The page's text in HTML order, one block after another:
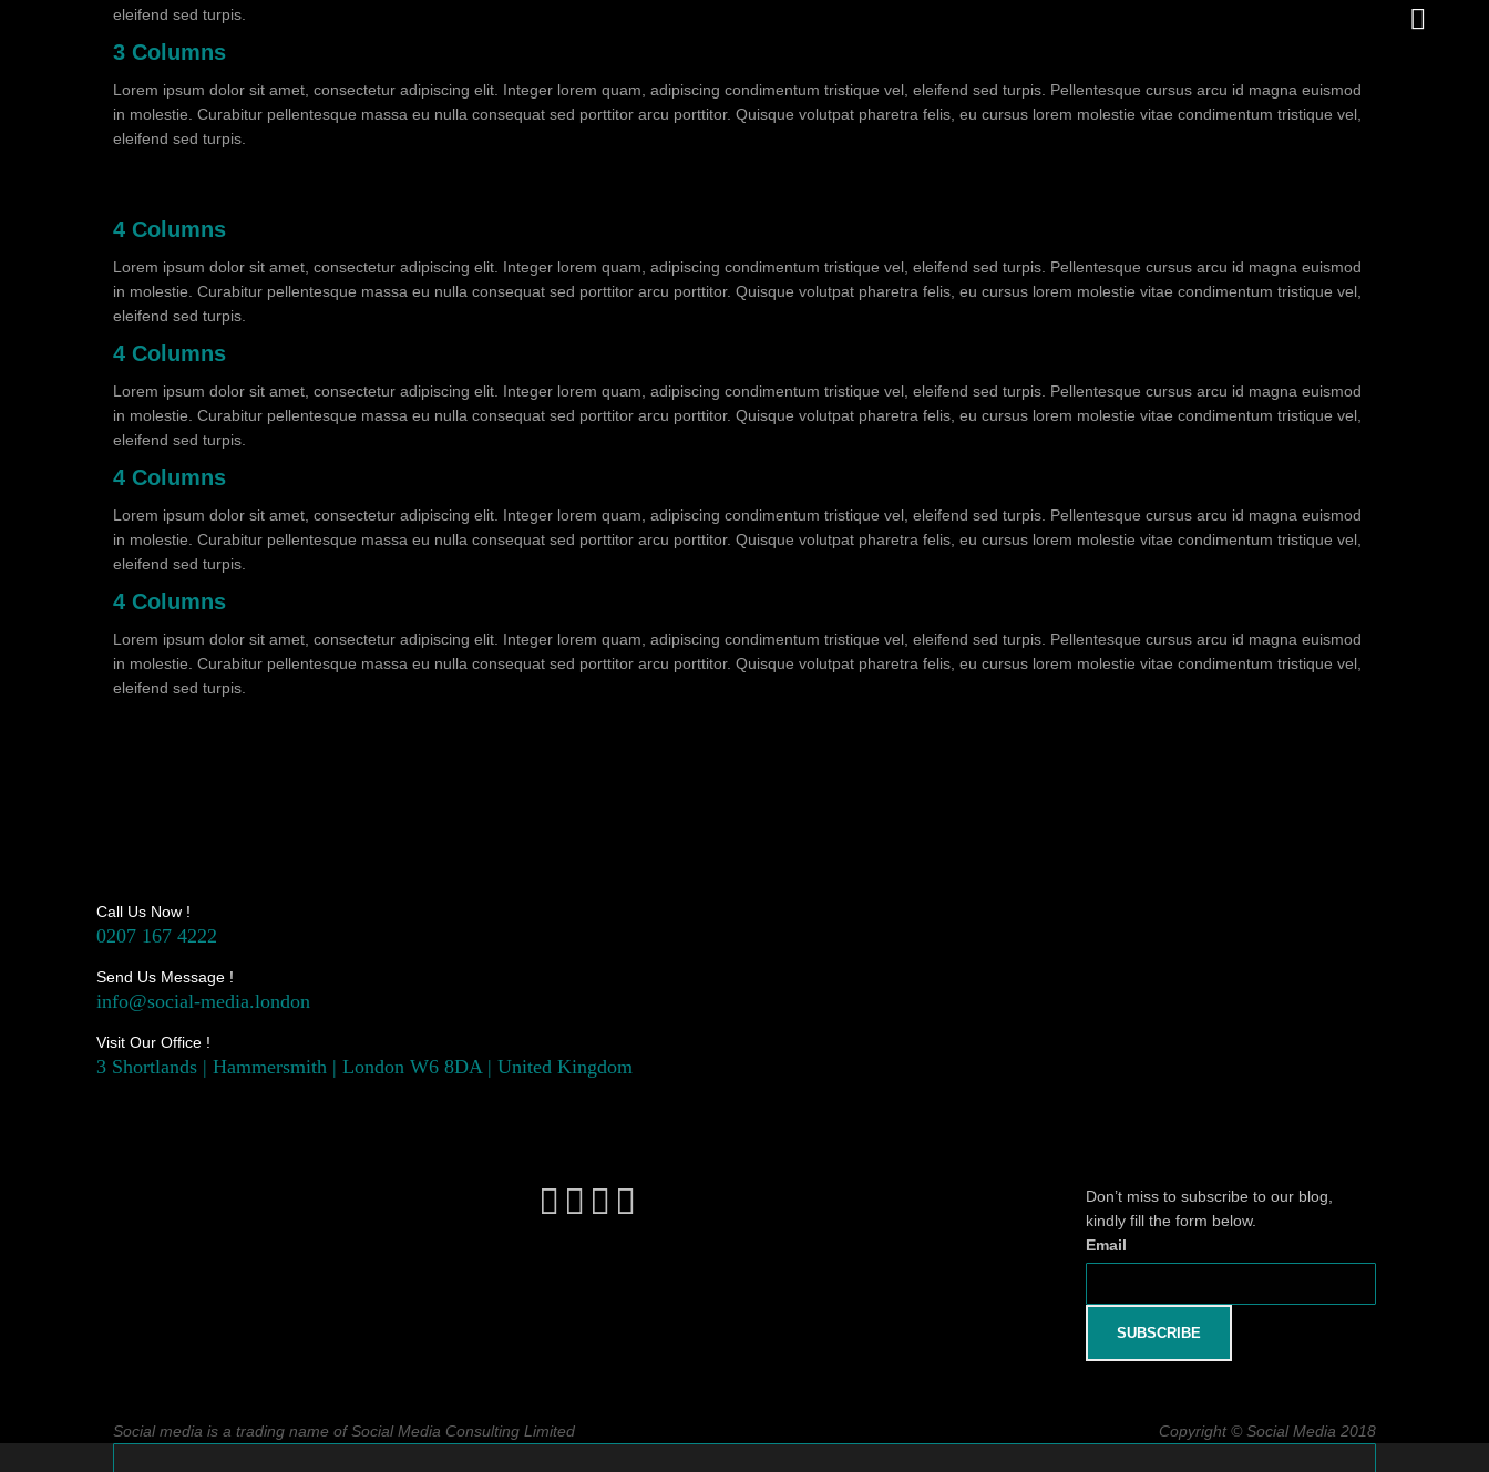
eleifend sed turpis.
3 Columns
Lorem ipsum dolor sit amet, consectetur adipiscing elit. Integer lorem quam, adipiscing condimentum tristique vel, eleifend sed turpis. Pellentesque cursus arcu id magna euismod
in molestie. Curabitur pellentesque massa eu nulla consequat sed porttitor arcu porttitor. Quisque volutpat pharetra felis, eu cursus lorem molestie vitae condimentum tristique vel,
eleifend sed turpis.
4 Columns
Lorem ipsum dolor sit amet, consectetur adipiscing elit. Integer lorem quam, adipiscing condimentum tristique vel, eleifend sed turpis. Pellentesque cursus arcu id magna euismod
in molestie. Curabitur pellentesque massa eu nulla consequat sed porttitor arcu porttitor. Quisque volutpat pharetra felis, eu cursus lorem molestie vitae condimentum tristique vel,
eleifend sed turpis.
4 Columns
Lorem ipsum dolor sit amet, consectetur adipiscing elit. Integer lorem quam, adipiscing condimentum tristique vel, eleifend sed turpis. Pellentesque cursus arcu id magna euismod
in molestie. Curabitur pellentesque massa eu nulla consequat sed porttitor arcu porttitor. Quisque volutpat pharetra felis, eu cursus lorem molestie vitae condimentum tristique vel,
eleifend sed turpis.
4 Columns
Lorem ipsum dolor sit amet, consectetur adipiscing elit. Integer lorem quam, adipiscing condimentum tristique vel, eleifend sed turpis. Pellentesque cursus arcu id magna euismod
in molestie. Curabitur pellentesque massa eu nulla consequat sed porttitor arcu porttitor. Quisque volutpat pharetra felis, eu cursus lorem molestie vitae condimentum tristique vel,
eleifend sed turpis.
4 Columns
Lorem ipsum dolor sit amet, consectetur adipiscing elit. Integer lorem quam, adipiscing condimentum tristique vel, eleifend sed turpis. Pellentesque cursus arcu id magna euismod
in molestie. Curabitur pellentesque massa eu nulla consequat sed porttitor arcu porttitor. Quisque volutpat pharetra felis, eu cursus lorem molestie vitae condimentum tristique vel,
eleifend sed turpis.
Call Us Now !
0207 167 4222
Send Us Message !
info@social-media.london
Visit Our Office !
3 Shortlands | Hammersmith | London W6 8DA | United Kingdom
Don’t miss to subscribe to our blog,
kindly fill the form below.
Email
Social media is a trading name of Social Media Consulting Limited Copyright © Social Media 2018